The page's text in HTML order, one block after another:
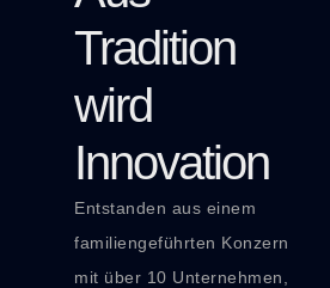
Tradition
wird
Innovation
Entstanden aus einem
familiengeführten Konzern
mit über 10 Unternehmen,